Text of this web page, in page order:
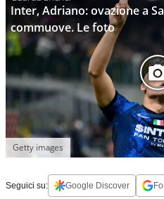
Inter, Adriano: ovazione a
commuove. Le foto
Getty images
Seguici su: Google Discover